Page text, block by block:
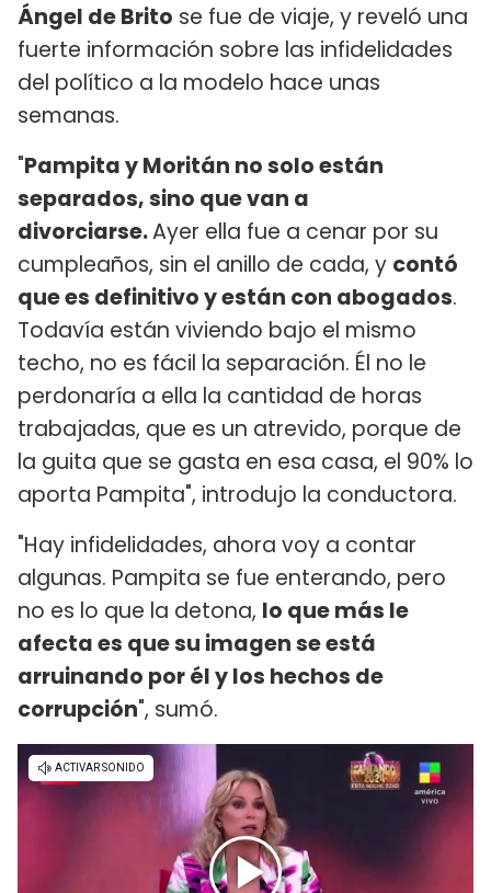
Ángel de Brito se fue de viaje, y reveló una
fuerte información sobre las infidelidades
del político a la modelo hace unas
semanas.
"Pampita y Moritán no solo están
separados, sino que van a
divorciarse.Ayer ella fue a cenar por su
cumpleaños, sin el anillo de cada, y contó
que es definitivo y están con abogados.
Todavía están viviendo bajo el mismo
techo, no es fácil la separación. Él no le
perdonaría a ella la cantidad de horas
trabajadas, que es un atrevido, porque de
la guita que se gasta en esa casa, el 90% lo
aporta Pampita", introdujo la conductora.
"Hay infidelidades, ahora voy a contar
algunas. Pampita se fue enterando, pero
no es lo que la detona, lo que más le
afecta es que su imagen se está
arruinando por él y los hechos de
corrupción", sumó.